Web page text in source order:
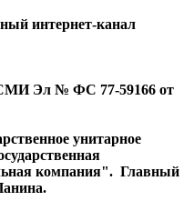
интернет-канал
СМИ Эл № ФС 77-59166 от
унитарное
компания". Главный